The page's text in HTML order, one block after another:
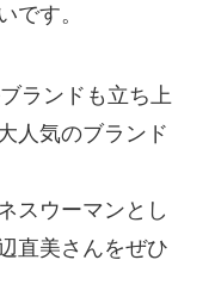
です。
ランドも立ち上
人気のブランド
スウーマンとし
直美さんをぜひ